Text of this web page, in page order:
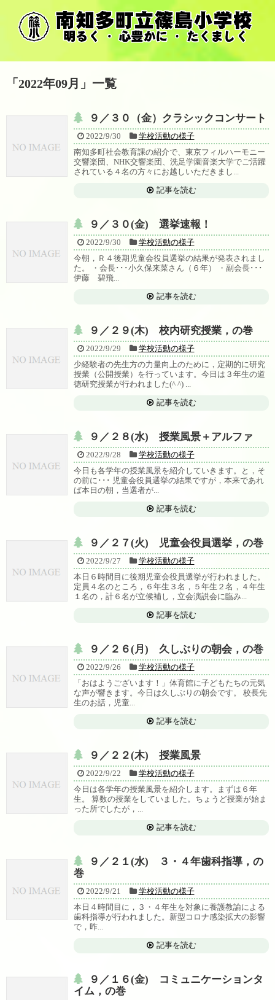
「 2022年09月 」 一覧
９／３０（金）クラシックコンサート
2022/9/30
学校活動の様子
南知多町社会教育課の紹介で、東京フィルハーモニー
交響楽団、NHK交響楽団、洗足学園音楽大学でご活躍
されている４名の方々にお越しいただきまし...
記事を読む
９／３０(金) 選挙速報！
2022/9/30
学校活動の様子
今朝，Ｒ４後期児童会役員選挙の結果が発表されまし
た。 ・会長･･･小久保来菜さん（６年） ・副会長･･･
伊藤 碧飛...
記事を読む
９／２９(木) 校内研究授業，の巻
2022/9/29
学校活動の様子
少経験者の先生方の力量向上のために，定期的に研究
授業（公開授業）を行っています。今日は３年生の道
徳研究授業が行われました(^ ^) ...
記事を読む
９／２８(水) 授業風景＋アルファ
2022/9/28
学校活動の様子
今日も各学年の授業風景を紹介していきます。と，そ
の前に･･･ 児童会役員選挙の結果ですが，本来であれ
ば本日の朝，当選者が...
記事を読む
９／２７(火) 児童会役員選挙，の巻
2022/9/27
学校活動の様子
本日６時間目に後期児童会役員選挙が行われました。
定員４名のところ，６年生３名，５年生２名，４年生
１名の，計６名が立候補し，立会演説会に臨み...
記事を読む
９／２６(月) 久しぶりの朝会，の巻
2022/9/26
学校活動の様子
「おはようございます！」体育館に子どもたちの元気
な声が響きます。今日は久しぶりの朝会です。 校長先
生のお話，児童...
記事を読む
９／２２(木) 授業風景
2022/9/22
学校活動の様子
今日は各学年の授業風景を紹介します。まずは６年
生。 算数の授業をしていました。ちょうど授業が始ま
った所でしたが，...
記事を読む
９／２１(水) ３・４年歯科指導，の
巻
2022/9/21
学校活動の様子
本日４時間目に，３・４年生を対象に養護教諭による
歯科指導が行われました。新型コロナ感染拡大の影響
で，昨...
記事を読む
９／１６(金) コミュニケーションタ
イム，の巻